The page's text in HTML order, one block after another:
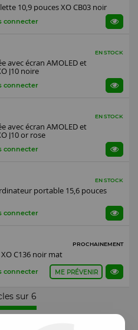
10,9 pouces XO CB03 noir
connecter
EN STOCK
avec écran AMOLED et
J10 noire
connecter
EN STOCK
avec écran AMOLED et
J10 or rose
connecter
EN STOCK
portable 15,6 pouces
connecter
PROCHAINEMENT
C136 noir mat
connecter ME PRÉVENIR
sur 6